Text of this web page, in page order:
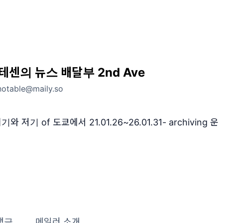
센의 뉴스 배달부 2nd Ave
기와 저기 of 도쿄에서 21.01.26~26.01.31- archiving 운